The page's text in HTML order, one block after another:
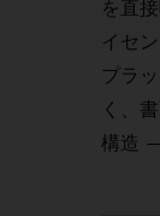
を直
イセ
プラ
く、
構造 —